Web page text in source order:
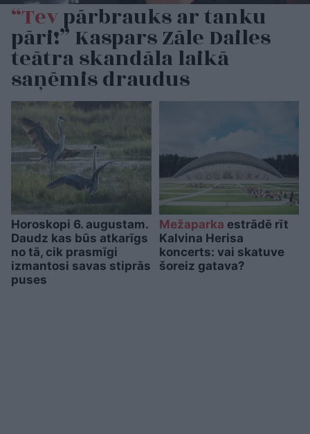
“Tevpārbrauks ar tanku
pāri!” Kaspars Zāle Dailes
teātra skandāla laikā
saņēmis draudus
Horoskopi 6. augustam.
Daudz kas būs atkarīgs
no tā, cik prasmīgi
izmantosi savas stiprās
puses
Mežaparka estrādē rīt
Kalvina Herisa
koncerts: vai skatuve
šoreiz gatava?